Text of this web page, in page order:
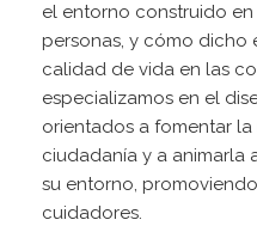
el entorno construido
personas, y cómo dicho
calidad de vida en las
especializamos en el
orientados a fomentar
ciudadanía y a animarla
su entorno,
cuidadores.